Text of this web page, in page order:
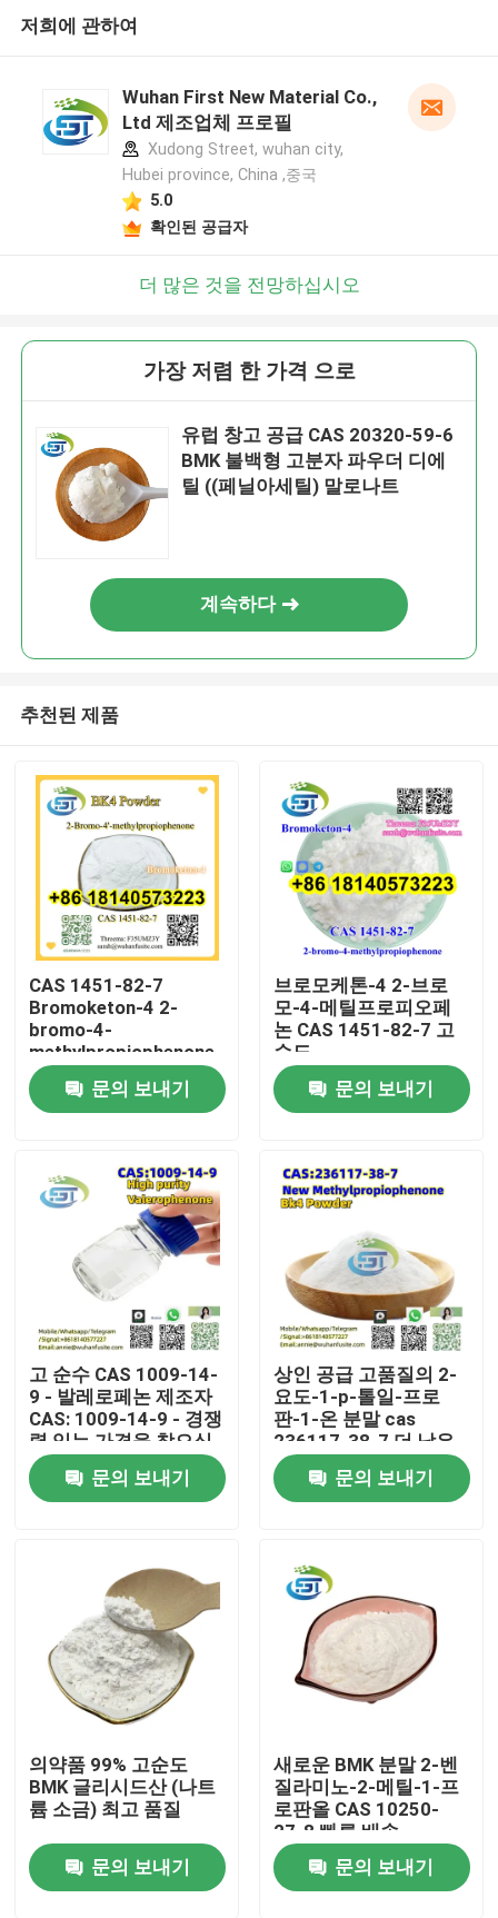
제품
우리에 대하여
공장 여행
연락주세요
인용문을 요구하세요
BMK 화학 제품
저희에 관하여
Wuhan First New Material Co.,
Ltd 제조업체 프로필
Xudong Street, wuhan city,
Hubei province, China ,중국
5.0
확인된 공급자
더 많은 것을 전망하십시오
가장 저렴 한 가격 으로
유럽 창고 공급 CAS 20320-59-6
BMK 불백형 고분자 파우더 디에
틸 ((페닐아세틸) 말로나트
계속하다
추천된 제품
CAS 1451-82-7
Bromoketon-4 2-
bromo-4-
methylpropiophenone
고순도
문의 보내기
브로모케톤-4 2-브로
모-4-메틸프로피오페
논 CAS 1451-82-7 고
순도
문의 보내기
고 순수 CAS 1009-14-
9 - 발레로페논 제조자
CAS: 1009-14-9 - 경쟁
력 있는 가격을 찾으십
시오
문의 보내기
상인 공급 고품질의 2-
요도-1-p-톨일-프로
판-1-온 분말 cas
236117-38-7 더 낮은
가격
문의 보내기
의약품 99% 고순도
BMK 글리시드산 (나트
륨 소금) 최고 품질
문의 보내기
새로운 BMK 분말 2-벤
질라미노-2-메틸-1-프
로판올 CAS 10250-
27-8 빠른 배송
문의 보내기